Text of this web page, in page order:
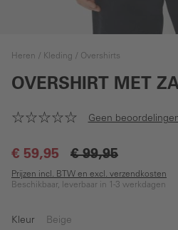
Heren Kleding Overshirts
OVERSHIRT MET
Geen
€ 59,95 € 99,95
Prijzen incl. BTW en excl. verzendkosten
Beschikbaar, leverbaar in 1-3 werkdagen
Kleur Beige